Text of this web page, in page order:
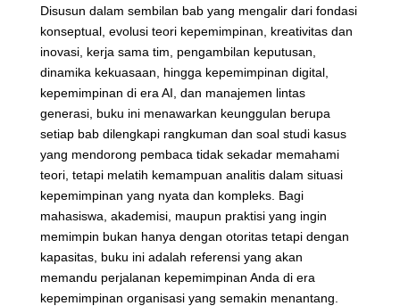
Disusun dalam sembilan bab yang mengalir dari fondasi
konseptual, evolusi teori kepemimpinan, kreativitas dan
inovasi, kerja sama tim, pengambilan keputusan,
dinamika kekuasaan, hingga kepemimpinan digital,
kepemimpinan di era AI, dan manajemen lintas
generasi, buku ini menawarkan keunggulan berupa
setiap bab dilengkapi rangkuman dan soal studi kasus
yang mendorong pembaca tidak sekadar memahami
teori, tetapi melatih kemampuan analitis dalam situasi
kepemimpinan yang nyata dan kompleks. Bagi
mahasiswa, akademisi, maupun praktisi yang ingin
memimpin bukan hanya dengan otoritas tetapi dengan
kapasitas, buku ini adalah referensi yang akan
memandu perjalanan kepemimpinan Anda di era
kepemimpinan organisasi yang semakin menantang.